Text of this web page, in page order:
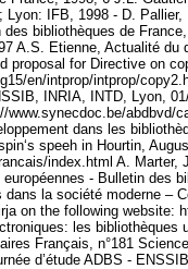
IFB, 1998 - D.
bibliothèques de
A.S. Etienne, Actualité du
proposal for Directive on
en/intprop/intprop/
INRIA, INTD, Lyon,
www.synecdoc.be/
dans les
speeh in Hourtin,
index.html A.
- Bulletin des
la société moderne –
on the following website:
les bibliothèques
Français, n°181
d’étude ADBS -